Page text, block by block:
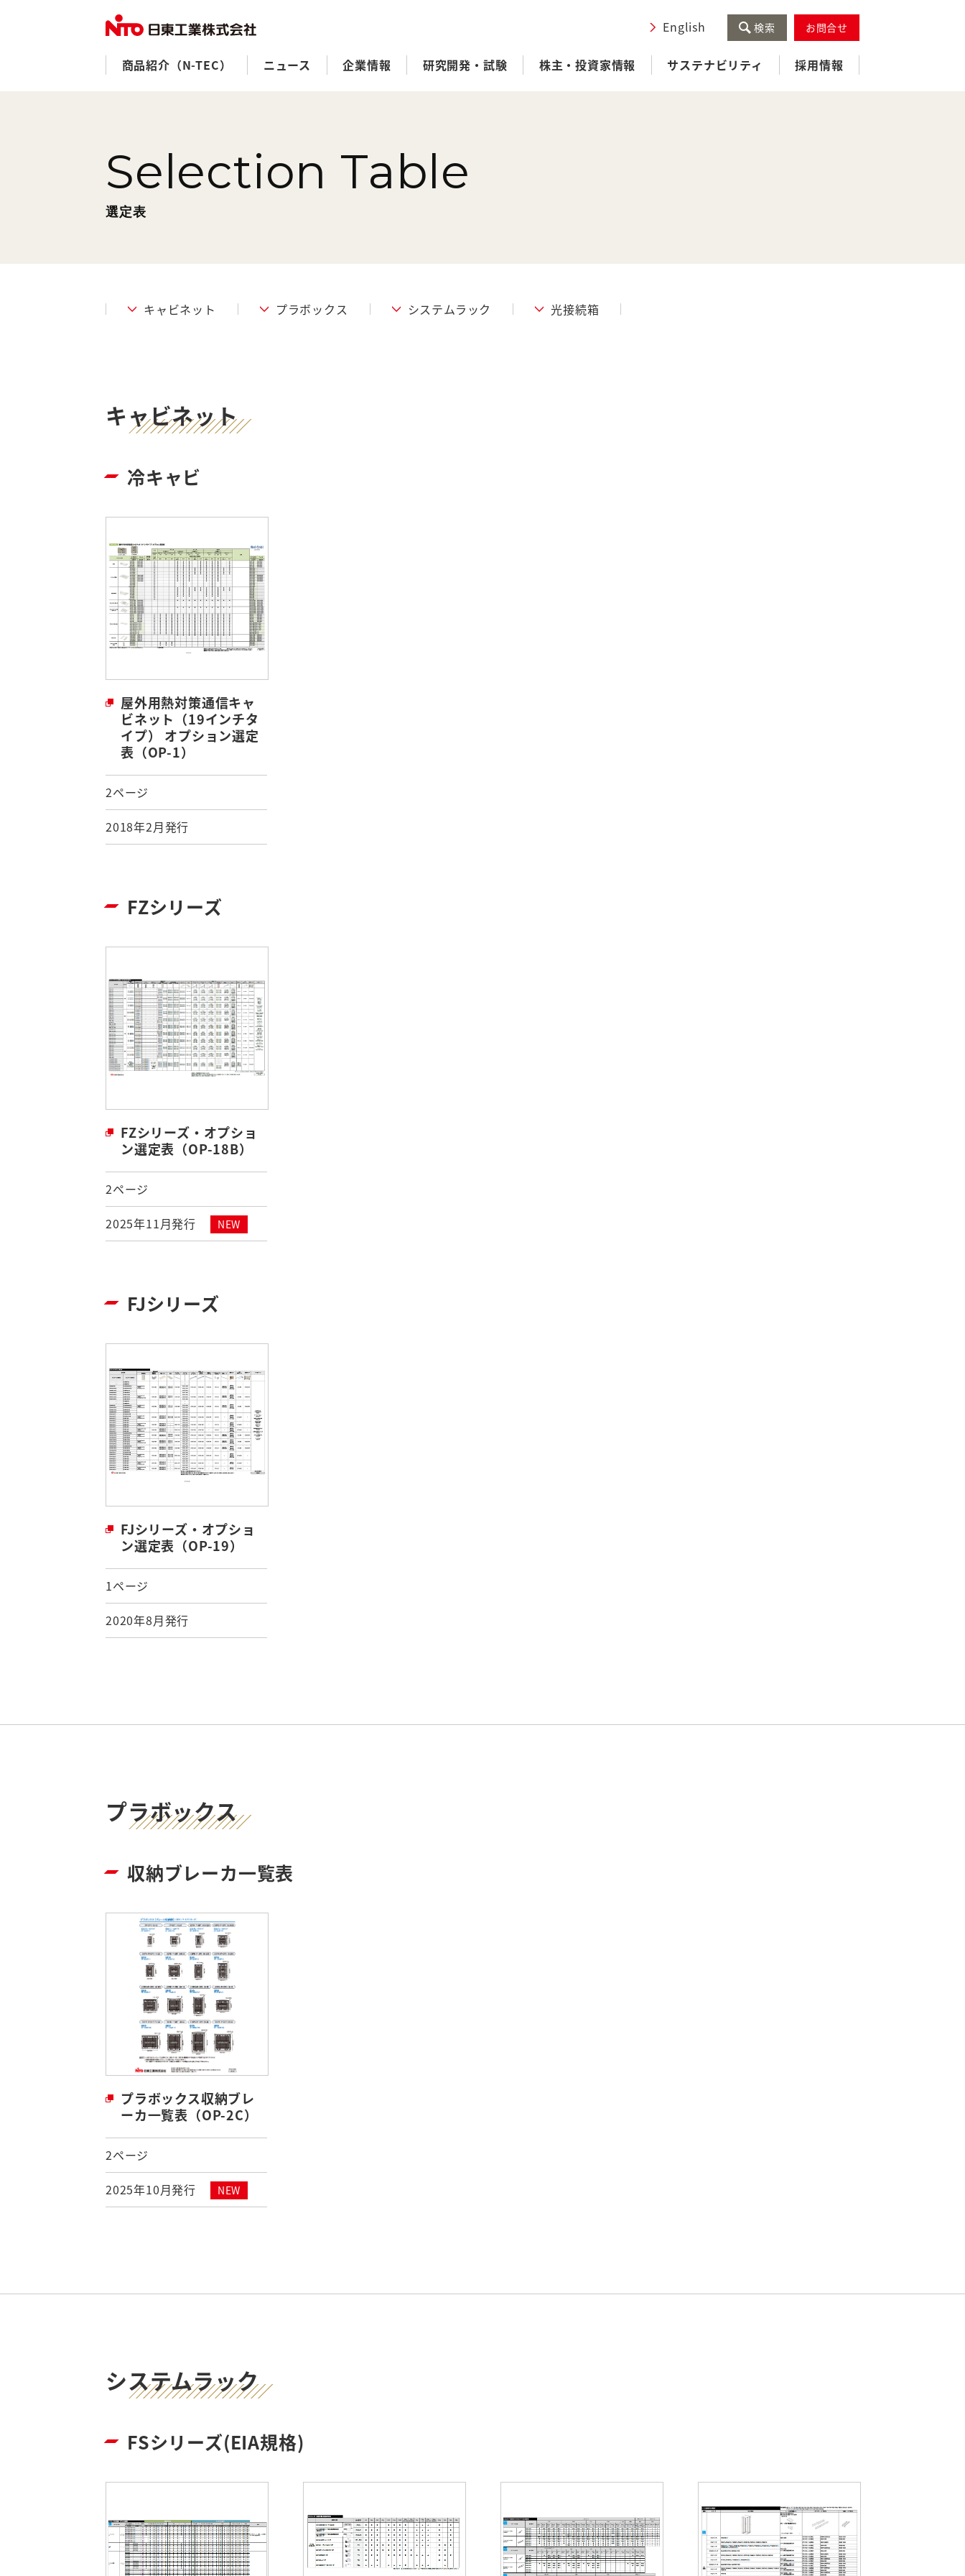
English 検索 お問合せ
商品紹介（N-TEC） ニュース 企業情報 研究開発・試験 株主・投資家情報 サステナビリティ 採用情報
Selection Table
選定表
キャビネット プラボックス システムラック 光接続箱
キャビネット
冷キャビ
屋外用熱対策通信キャ
ビネット（19インチタ
イプ） オプション選定
表（OP-1）
2ページ
2018年2月発行
FZシリーズ
FZシリーズ・オプショ
ン選定表（OP-18B）
2ページ
2025年11月発行
NEW
FJシリーズ
FJシリーズ・オプショ
ン選定表（OP-19）
1ページ
2020年8月発行
プラボックス
収納ブレーカ一覧表
プラボックス収納ブレ
ーカ一覧表（OP-2C）
2ページ
2025年10月発行
NEW
システムラック
FSシリーズ(EIA規格)